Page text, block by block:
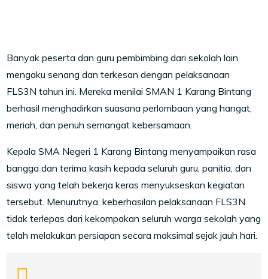
Banyak peserta dan guru pembimbing dari sekolah lain
mengaku senang dan terkesan dengan pelaksanaan
FLS3N tahun ini. Mereka menilai SMAN 1 Karang Bintang
berhasil menghadirkan suasana perlombaan yang hangat,
meriah, dan penuh semangat kebersamaan.
Kepala SMA Negeri 1 Karang Bintang menyampaikan rasa
bangga dan terima kasih kepada seluruh guru, panitia, dan
siswa yang telah bekerja keras menyukseskan kegiatan
tersebut. Menurutnya, keberhasilan pelaksanaan FLS3N
tidak terlepas dari kekompakan seluruh warga sekolah yang
telah melakukan persiapan secara maksimal sejak jauh hari.